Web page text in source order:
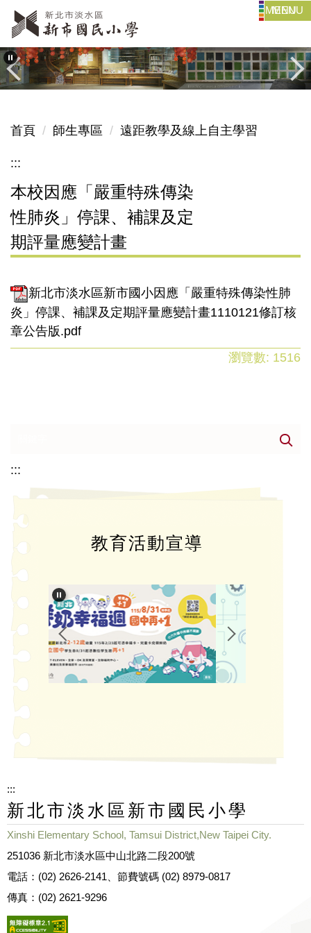
跳
到
主
要
內
區
MENU
首頁 師生專區 遠距教學及線上自主學習
:::
本校因應「嚴重特殊傳染
性肺炎」停課、補課及定
期評量應變計畫
新北市淡水區新市國小因應「嚴重特殊傳染性肺
炎」停課、補課及定期評量應變計畫1110121修訂核
章公告版.pdf
瀏覽數: 1516
:::
教育活動宣導
:::
新北市淡水區新市國民小學
Xinshi Elementary School, Tamsui District,New Taipei City.
251036 新北市淡水區中山北路二段200號
電話：(02) 2626-2141、節費號碼 (02) 8979-0817
傳真：(02) 2621-9296